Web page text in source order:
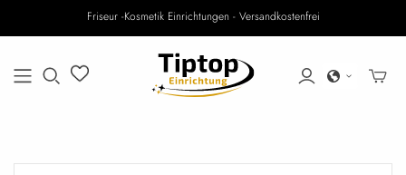
Friseur -Kosmetik Einrichtungen - Versandkostenfrei